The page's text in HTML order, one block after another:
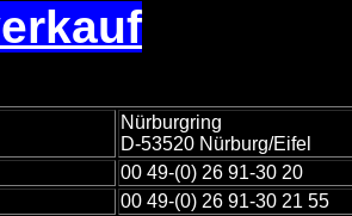
Nürburgring
D-53520 Nürburg/Eifel
00 49-(0) 26 91-30 20
00 49-(0) 26 91-30 21 55